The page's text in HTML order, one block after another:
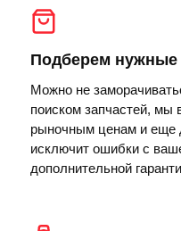
Подберем нужные
Можно не
поиском запчастей,
рыночным ценам и еще
исключит ошибки с
дополнительной